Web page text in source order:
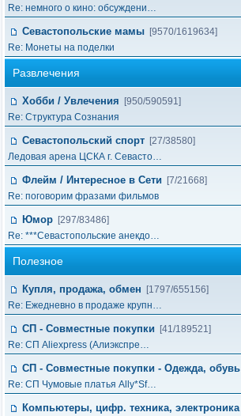
Re: немного о кино: обсуждени…
Севастопольские мамы [9570/1619634]
Re: Монеты на поделки
Развлечения
Хобби / Увлечения
[950/590591]
Re: Структура Сознания
Севастопольский спорт [27/38580]
Ледовая арена ЦСКА г. Севасто…
Флейм / Интересное в Cети
[7/21668]
Re: поговорим фразами фильмов
Юмор [297/83486]
Re: ***Севастопольские анекдо…
Полезное
Купля, продажа, обмен
[1797/655156]
Re: Ежедневно в продаже крупн…
СП - Совместные покупки
[41/189521]
Re: СП Aliexpress (Алиэкспре…
СП - Совместные покупки - Одежда, обувь
Re: СП Чумовые платья Ally*Sf…
Компьютеры, цифр. техника, электроника